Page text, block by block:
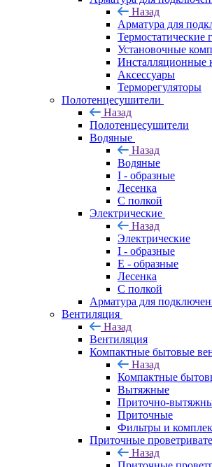
Назад
Арматура для
Термостатические
Установочные
Инсталляционные
Аксессуары
Терморегуляторы
Полотенцесушители
Назад
Полотенцесушители
Водяные
Назад
Водяные
I - образные
Лесенка
С полкой
Электрические
Назад
Электрические
I - образные
E - образные
Лесенка
С полкой
Арматура для
Вентиляция
Назад
Вентиляция
Компактные бытовые
Назад
Компактные
Вытяжные
Приточно-
Приточные
Фильтры и
Приточные
Назад